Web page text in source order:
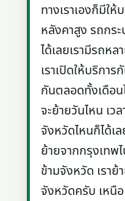
ทางเราเองก็มีใ
หลังคาสูง รถกร
ได้เลยเรามีรถห
เราเปิดให้บริกา
กันตลอดทั้งเดือ
จะย้ายวันไหน เว
จังหวัดไหนก็ได้เ
ย้ายจากกรุงเทพ
ข้ามจังหวัด เราย้
จังหวัดครับ เหนื